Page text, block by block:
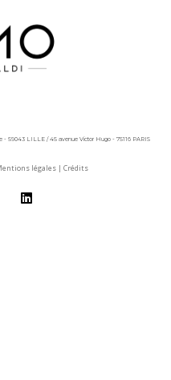
- 59043 LILLE / 45 avenue Victor Hugo - 75116 PARIS
légales | Crédits